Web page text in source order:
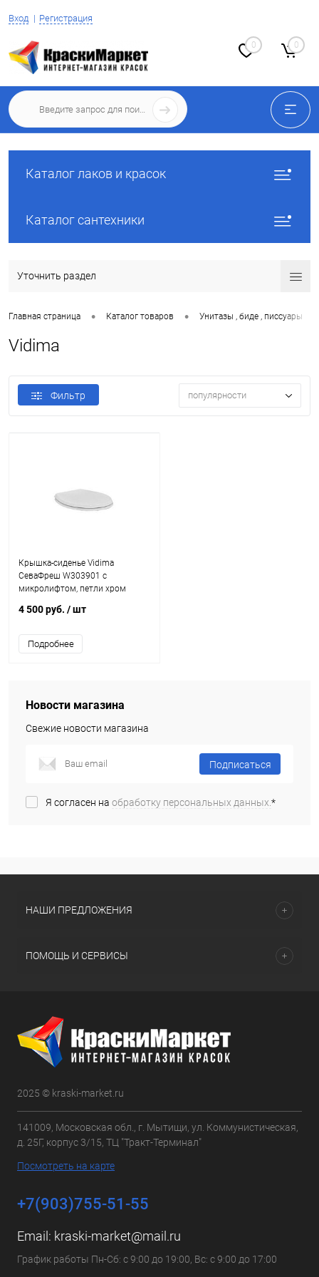
Вход Регистрация
0 0
Каталог лаков и красок
Каталог сантехники
Уточнить раздел
Главная страница • Каталог товаров • Унитазы , биде , писсуары
Vidima
Фильтр популярности
Крышка-сиденье Vidima
СеваФреш W303901 с
микролифтом, петли хром
4 500 руб. / шт
Подробнее
Новости магазина
Свежие новости магазина
Подписаться
Я согласен на обработку персональных данных.*
НАШИ ПРЕДЛОЖЕНИЯ
ПОМОЩЬ И СЕРВИСЫ
2025 © kraski-market.ru
141009, Московская обл., г. Мытищи, ул. Коммунистическая,
д. 25Г, корпус 3/15, ТЦ "Тракт-Терминал"
Посмотреть на карте
+7(903)755-51-55
Email: kraski-market@mail.ru
График работы Пн-Сб: с 9:00 до 19:00, Вс: с 9:00 до 17:00